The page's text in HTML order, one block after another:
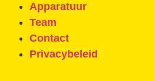
Apparatuur
Team
Contact
Privacybeleid